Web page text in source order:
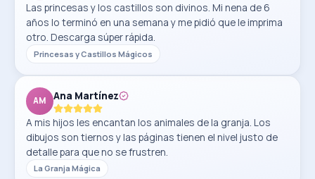
Las princesas y los castillos son divinos. Mi nena de 6
años lo terminó en una semana y me pidió que le imprima
otro. Descarga súper rápida.
Princesas y Castillos Mágicos
AM
Ana Martínez
A mis hijos les encantan los animales de la granja. Los
dibujos son tiernos y las páginas tienen el nivel justo de
detalle para que no se frustren.
La Granja Mágica